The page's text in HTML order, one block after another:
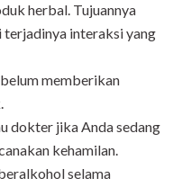
herbal. Tujuannya
terjadinya interaksi yang
memberikan
dokter jika Anda sedang
kehamilan.
selama